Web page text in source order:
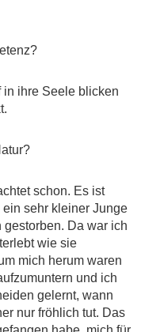
in ihre Seele blicken
schon. Es ist
sehr kleiner Junge
gestorben. Da war ich
wie sie
mich herum waren
und ich
gelernt, wann
nur fröhlich tut. Das